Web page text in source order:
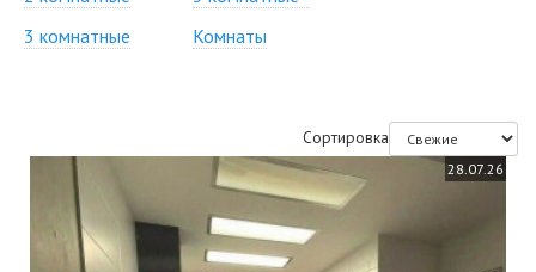
3 комнатные
Комнаты
Сортировка
28.07.26